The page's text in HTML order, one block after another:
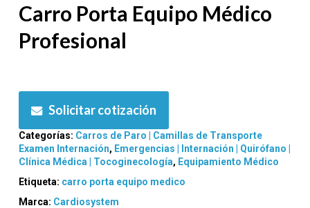
Carro Porta Equipo Médico
Profesional
Solicitar cotización
Categorías: Carros de Paro | Camillas de Transporte
Examen Internación, Emergencias | Internación | Quirófano |
Clínica Médica | Tocoginecología, Equipamiento Médico
Etiqueta: carro porta equipo medico
Marca: Cardiosystem